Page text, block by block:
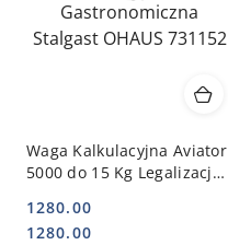
Waga Kalkulacyjna Aviator
5000 do 15 Kg Legalizacja
OHAUS 731152
Cena:
1280.00
Cena:
1280.00